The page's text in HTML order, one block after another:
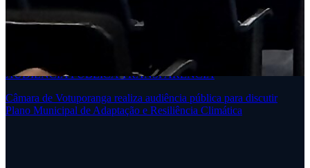
AUDIÊNCIA PÚBLICA TRANSPARÊNCIA
Câmara de Votuporanga realiza audiência pública para discutir
Plano Municipal de Adaptação e Resiliência Climática